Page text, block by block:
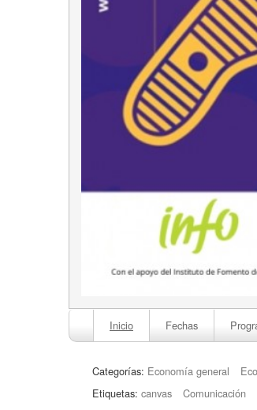
Inicio Fechas
Categorías: Economía general
Etiquetas: canvas Comunicación